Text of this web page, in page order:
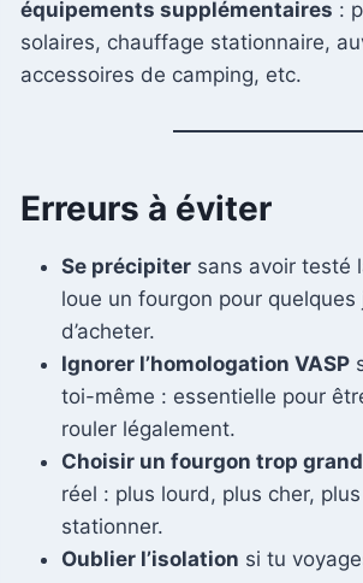
équipements supplémentaires :
solaires, chauffage stationnaire,
accessoires de camping, etc.
Erreurs à éviter
Se précipiter sans avoir testé
loue un fourgon pour
d’acheter.
Ignorer l’homologation VASP
toi-même : essentielle pour
rouler légalement.
Choisir un fourgon trop grand
réel : plus lourd, plus cher,
stationner.
Oublier l’isolation si tu